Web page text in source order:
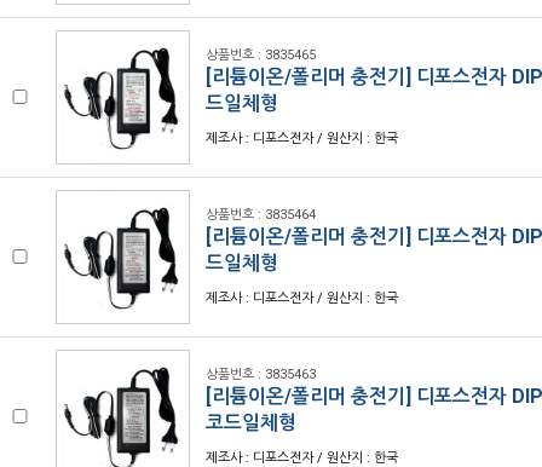
상품번호 : 3835465
[리튬이온/폴리머 충전기] 디포스전자
드일체형
제조사 : 디포스전자 / 원산지 : 한국
상품번호 : 3835464
[리튬이온/폴리머 충전기] 디포스전자
드일체형
제조사 : 디포스전자 / 원산지 : 한국
상품번호 : 3835463
[리튬이온/폴리머 충전기] 디포스전자
코드일체형
제조사 : 디포스전자 / 원산지 : 한국